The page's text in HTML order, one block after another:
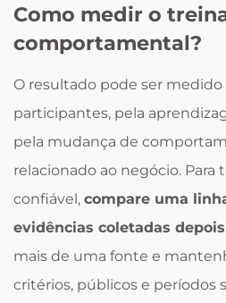
Como medir o
comportamental?
O resultado pode ser medido
participantes, pela
pela mudança de
relacionado ao negócio. Para
confiável, compare uma
evidências coletadas
mais de uma fonte e
critérios, públicos e períodos